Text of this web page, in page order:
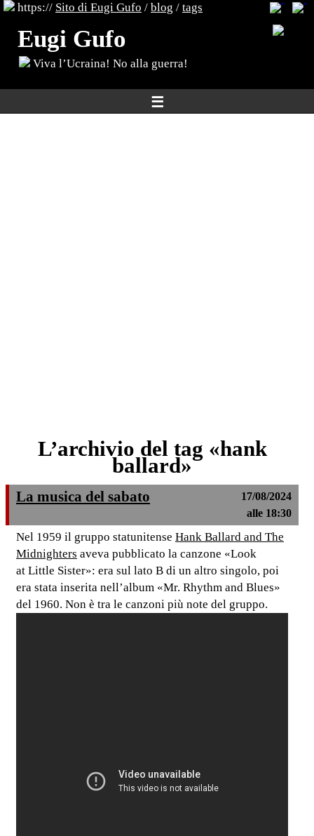
https:// Sito di Eugi Gufo / blog / tags
Eugi Gufo
Viva l’Ucraina! No alla guerra!
☰
L’archivio del tag «hank
ballard»
La musica del sabato
17/08/2024
alle 18:30
Nel 1959 il gruppo statunitense Hank Ballard and The
Midnighters aveva pubblicato la canzone «Look
at Little Sister»: era sul lato B di un altro singolo, poi
era stata inserita nell’album «Mr. Rhythm and Blues»
del 1960. Non è tra le canzoni più note del gruppo.